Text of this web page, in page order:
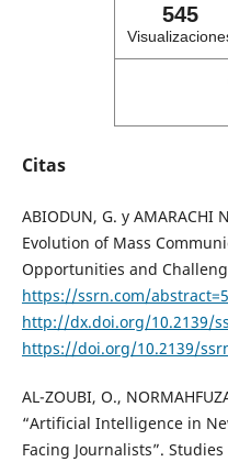
545
Citas
ABIODUN, G. y AMARACHI
Evolution of Mass
Opportunities and
https://ssrn.com/
http://dx.doi.org/10.2139/
https://doi.org/10.2139/
AL-ZOUBI, O.,
“Artificial Intelligence in
Facing Journalists”.